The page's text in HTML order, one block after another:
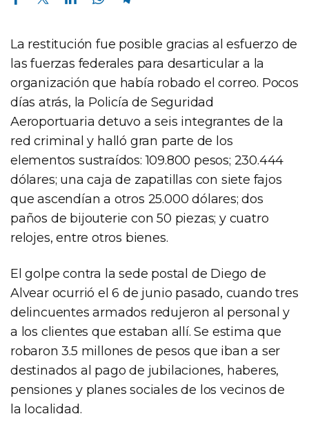
La restitución fue posible gracias al esfuerzo de
las fuerzas federales para desarticular a la
organización que había robado el correo. Pocos
días atrás, la Policía de Seguridad
Aeroportuaria detuvo a seis integrantes de la
red criminal y halló gran parte de los
elementos sustraídos: 109.800 pesos; 230.444
dólares; una caja de zapatillas con siete fajos
que ascendían a otros 25.000 dólares; dos
paños de bijouterie con 50 piezas; y cuatro
relojes, entre otros bienes.
El golpe contra la sede postal de Diego de
Alvear ocurrió el 6 de junio pasado, cuando tres
delincuentes armados redujeron al personal y
a los clientes que estaban allí. Se estima que
robaron 3.5 millones de pesos que iban a ser
destinados al pago de jubilaciones, haberes,
pensiones y planes sociales de los vecinos de
la localidad.